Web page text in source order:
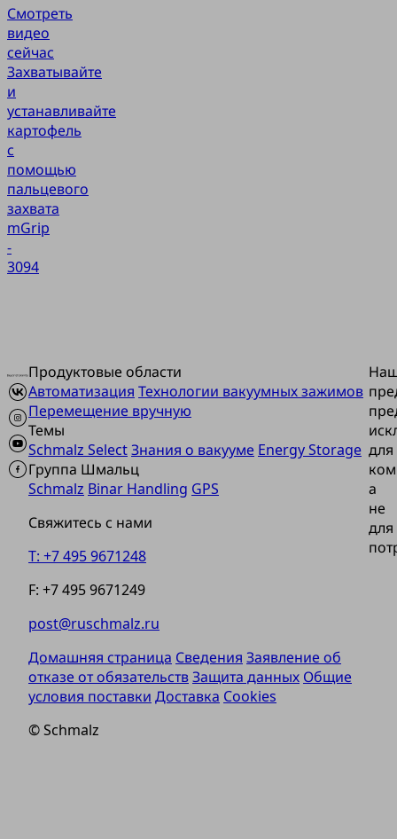
Смотреть
видео
сейчас
Захватывайте
и
устанавливайте
картофель
с
помощью
пальцевого
захвата
mGrip
-
3094
Продуктовые области
Автоматизация Технологии вакуумных зажимов
Перемещение вручную
Темы
Schmalz SelectЗнания о вакууме Energy Storage
Группа Шмальц
Schmalz Binar Handling GPS
Свяжитесь с нами
T: +7 495 9671248
F: +7 495 9671249
post@ruschmalz.ru
для
а
не
для
Домашняя страница Сведения Заявление об
отказе от обязательствЗащита данных Общие
условия поставки Доставка Cookies
© Schmalz